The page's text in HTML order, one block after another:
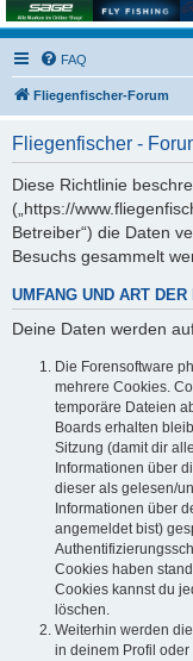
FAQ
Fliegenfischer-Forum
Fliegenfischer -
Diese Richtlinie
(„https://
Betreiber“) die Daten
Besuchs gesammelt
UMFANG UND ART
Deine Daten werden
Die Forensoftware
mehrere Cookies.
temporäre Dateien
Boards erhalten
Sitzung (damit dir
Informationen über
dieser als gelesen/
Informationen über
angemeldet bist)
Cookies haben
Cookies kannst du
löschen.
Weiterhin werden
in deinem Profil